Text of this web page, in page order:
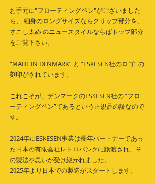
お手元に"フローティングペン"がございました
ら、 細身のロングサイズならクリップ部分を、
すこし太め のニュースタイルならばトップ部分
をご覧下さい。
“MADE IN DENMARK” と ”ESKESEN社のロゴ” の
刻印がされています。
これこそが、デンマークのESKESEN社の ”フロ
ーティングペン”であるという正規品の証なので
す。
2024年にESKESEN事業は長年パートナーであっ
た日本の有限会社レトロバンクに譲渡され、そ
の製法や思いが受け継がれました。
​2025年より日本での製造がスタートします。